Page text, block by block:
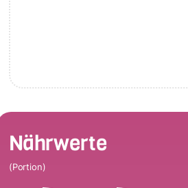
Nährwerte
(Portion)